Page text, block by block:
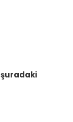
şuradaki